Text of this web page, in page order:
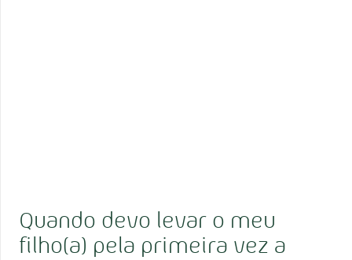
Quando devo levar o meu
filho(a) pela primeira vez a